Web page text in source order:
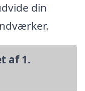
din
af 1.